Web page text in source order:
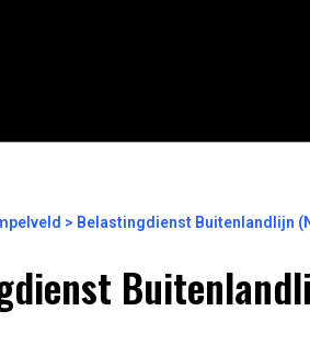
Belastingdienst Buitenlandlijn